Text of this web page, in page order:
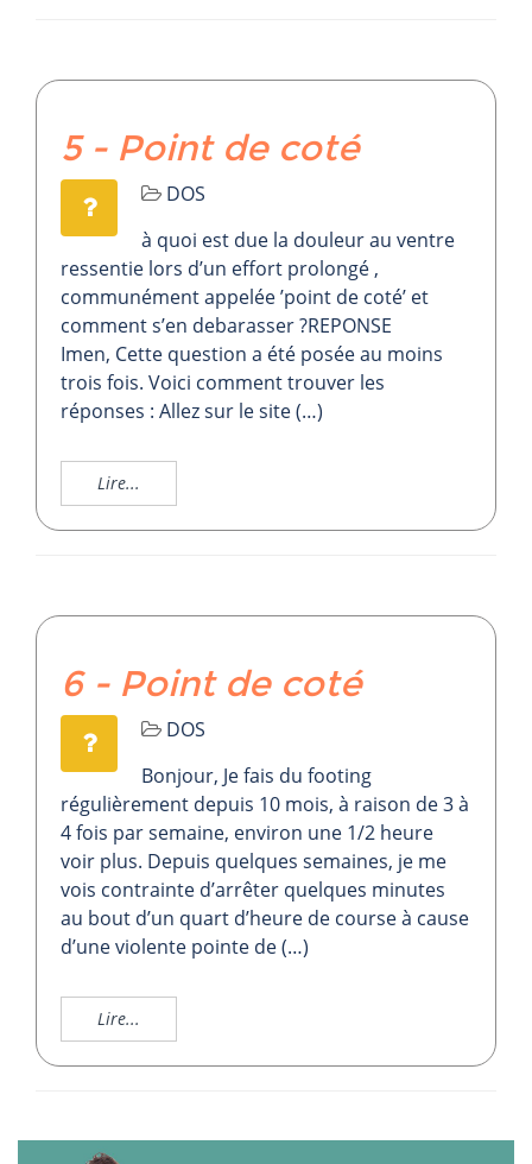
5 - Point de coté
DOS
à quoi est due la douleur au ventre
ressentie lors d’un effort prolongé ,
communément appelée ’point de coté’ et
comment s’en debarasser ?REPONSE
Imen, Cette question a été posée au moins
trois fois. Voici comment trouver les
réponses : Allez sur le site (…)
Lire...
6 - Point de coté
DOS
Bonjour, Je fais du footing
régulièrement depuis 10 mois, à raison de 3 à
4 fois par semaine, environ une 1/2 heure
voir plus. Depuis quelques semaines, je me
vois contrainte d’arrêter quelques minutes
au bout d’un quart d’heure de course à cause
d’une violente pointe de (…)
Lire...